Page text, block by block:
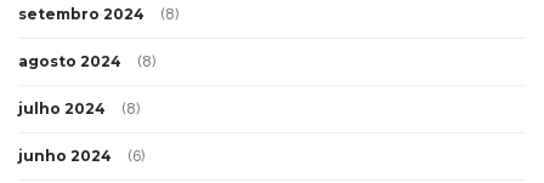
setembro 2024 (8)
agosto 2024 (8)
julho 2024 (8)
junho 2024 (6)